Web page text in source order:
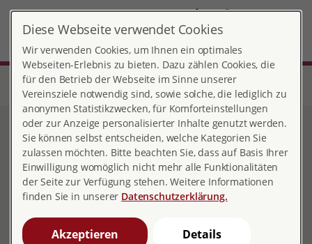
DE
Start Baden-Württemberg
Beratungsstelle Konstanz
Beratungsangebote
Beratung nach § 219
Beratung nach § 219
Eine Schwangerschaft gibt nicht immer Anlass zur
Freude. Oftmals gibt es viele Gründe, warum man ein
Schwangerschaft nicht austragen möchte oder kann.
Diese Webseite verwendet Cookies
Wir verwenden Cookies, um Ihnen ein optimales
Webseiten-Erlebnis zu bieten. Dazu zählen Cookies, die
für den Betrieb der Webseite im Sinne unserer
Vereinsziele notwendig sind, sowie solche, die lediglich zu
anonymen Statistikzwecken, für Komforteinstellungen
oder zur Anzeige personalisierter Inhalte genutzt werden.
Sie können selbst entscheiden, welche Kategorien Sie
zulassen möchten. Bitte beachten Sie, dass auf Basis Ihrer
Einwilligung womöglich nicht mehr alle Funktionalitäten
der Seite zur Verfügung stehen. Weitere Informationen
finden Sie in unserer Datenschutzerklärung.
Akzeptieren Details